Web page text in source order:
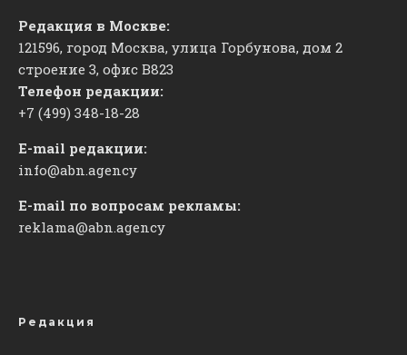
Редакция в Москве:
121596, город Москва, улица Горбунова, дом 2
строение 3, офис ​В823
Телефон редакции:
+7 (499) 348-18-28
E-mail редакции:
info@abn.agency
E-mail по вопросам рекламы:
reklama@abn.agency
Редакция